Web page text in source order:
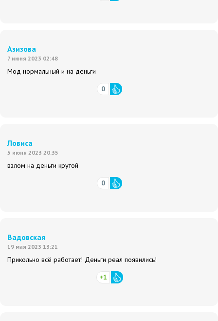
Азизова
7 июня 2023 02:48
Мод нормальный и на деньги
0
Ловиса
5 июня 2023 20:35
взлом на деньги крутой
0
Вадовская
19 мая 2023 13:21
Прикольно всё работает! Деньги реал появились!
+1